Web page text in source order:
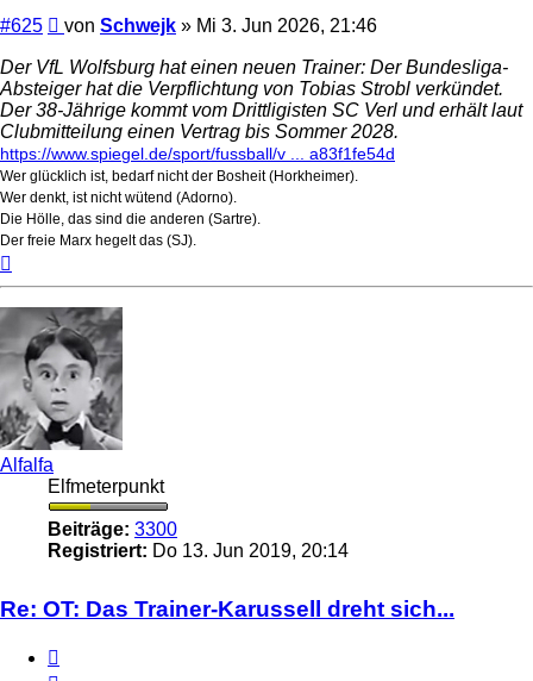
#625 Beitrag
von Schwejk » Mi 3. Jun 2026, 21:46
Der VfL Wolfsburg hat einen neuen Trainer: Der Bundesliga-
Absteiger hat die Verpflichtung von Tobias Strobl verkündet.
Der 38-Jährige kommt vom Drittligisten SC Verl und erhält laut
Clubmitteilung einen Vertrag bis Sommer 2028.
https://www.spiegel.de/sport/fussball/v ... a83f1fe54d
Wer glücklich ist, bedarf nicht der Bosheit (Horkheimer).
Wer denkt, ist nicht wütend (Adorno).
Die Hölle, das sind die anderen (Sartre).
Der freie Marx hegelt das (SJ).
Alfalfa
Elfmeterpunkt
Beiträge: 3300
Registriert: Do 13. Jun 2019, 20:14
Re: OT: Das Trainer-Karussell dreht sich...